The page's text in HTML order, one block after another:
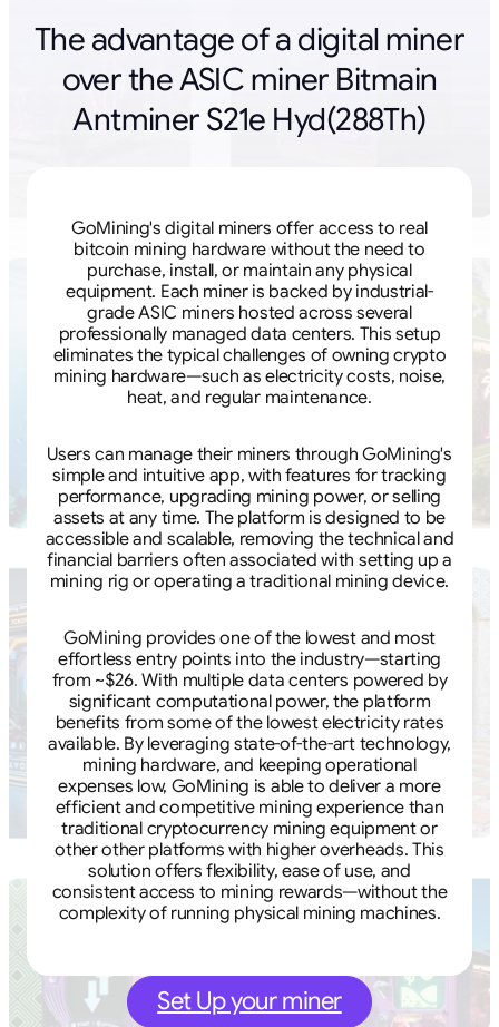
The advantage of a digital miner
over the ASIC miner Bitmain
Antminer S21e Hyd(288Th)
GoMining's digital miners offer access to real
bitcoin mining hardware without the need to
purchase, install, or maintain any physical
equipment. Each miner is backed by industrial-
grade ASIC miners hosted across several
professionally managed data centers. This setup
eliminates the typical challenges of owning crypto
mining hardware—such as electricity costs, noise,
heat, and regular maintenance.
Users can manage their miners through GoMining's
simple and intuitive app, with features for tracking
performance, upgrading mining power, or selling
assets at any time. The platform is designed to be
accessible and scalable, removing the technical and
financial barriers often associated with setting up a
mining rig or operating a traditional mining device.
GoMining provides one of the lowest and most
effortless entry points into the industry—starting
from ~$26. With multiple data centers powered by
significant computational power, the platform
benefits from some of the lowest electricity rates
available. By leveraging state-of-the-art technology,
mining hardware, and keeping operational
expenses low, GoMining is able to deliver a more
efficient and competitive mining experience than
traditional cryptocurrency mining equipment or
other other platforms with higher overheads. This
solution offers flexibility, ease of use, and
consistent access to mining rewards—without the
complexity of running physical mining machines.
Set Up your miner